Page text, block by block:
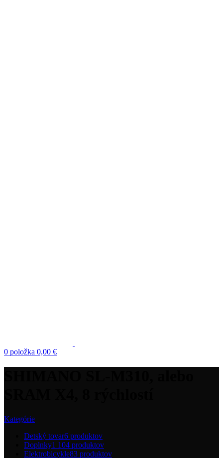
0 položka 0,00 €
Kategórie
Detský tovar6 produktov
Doplnky1 104 produktov
Elektrobicykle83 produktov